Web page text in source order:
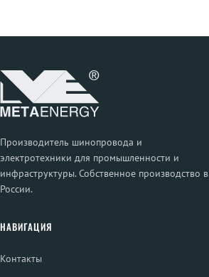
Производитель шинопровода и
электротехники для промышленности и
инфраструктуры. Собственное производство в
России.
НАВИГАЦИЯ
Контакты